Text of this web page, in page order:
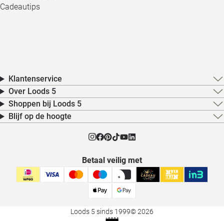
Cadeautips
Klantenservice
Over Loods 5
Shoppen bij Loods 5
Blijf op de hoogte
Betaal veilig met
Loods 5 sinds 1999© 2026